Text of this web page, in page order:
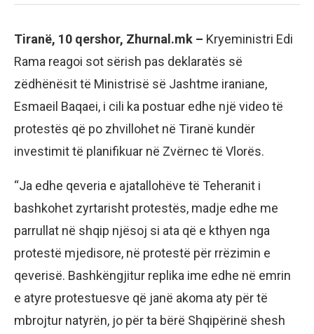
Tiranë, 10 qershor, Zhurnal.mk – Kryeministri Edi
Rama reagoi sot sërish pas deklaratës së
zëdhënësit të Ministrisë së Jashtme iraniane,
Esmaeil Baqaei, i cili ka postuar edhe një video të
protestës që po zhvillohet në Tiranë kundër
investimit të planifikuar në Zvërnec të Vlorës.
“Ja edhe qeveria e ajatallohëve të Teheranit i
bashkohet zyrtarisht protestës, madje edhe me
parrullat në shqip njësoj si ata që e kthyen nga
protestë mjedisore, në protestë për rrëzimin e
qeverisë. Bashkëngjitur replika ime edhe në emrin
e atyre protestuesve që janë akoma aty për të
mbrojtur natyrën, jo për ta bërë Shqipërinë shesh